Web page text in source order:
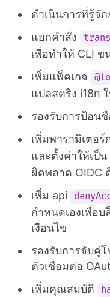
ดำเนินการที่รู้จั
แยกคำสั่ง
เพื่อทำให้ CLI ข
เพิ่มแพ็คเกจ
แปลสตริง i18n
รองรับการป้อน
เพิ่มพารามิเตอ
และตั้งค่าให้เป็น
ผิดพลาด OIDC
เพิ่ม api
กำหนดเองเพื่อ
เงื่อนไข
รองรับการจับคู่
ตัวเชื่อมต่อ
เพิ่มคุณสมบัติ